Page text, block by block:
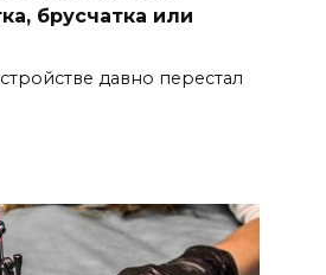
брусчатка или
давно перестал